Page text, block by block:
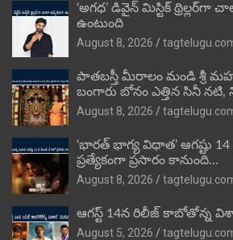
‘అగధ’ డివైన్ మిస్టిక్ థ్రిల్లర్‌గా
ఉంటుంది
August 8, 2026
పాతబస్తీ మీరాలం మండి శ్రీ
బంగారు బోనం ఎత్తిన సినీ
August 8, 2026
‘భారత్ భాగ్య విధాత’ ఆగష్టు
ప్రత్యేకంగా ప్రసారం కానుంది…
August 8, 2026
ఆగస్ట్ 14న రిలీజ్ కాబోతోన్న
August 5, 2026